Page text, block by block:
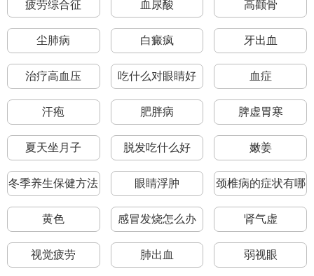
疲劳综合征 血尿酸 高颧骨
尘肺病 白癜疯 牙出血
治疗高血压 吃什么对眼睛好 血症
汗疱 肥胖病 脾虚胃寒
夏天坐月子 脱发吃什么好 嫩姜
冬季养生保健方法 眼睛浮肿
颈椎病的症状有哪
些
黄色
感冒发烧怎么办 肾气虚
视觉疲劳 肺出血 弱视眼